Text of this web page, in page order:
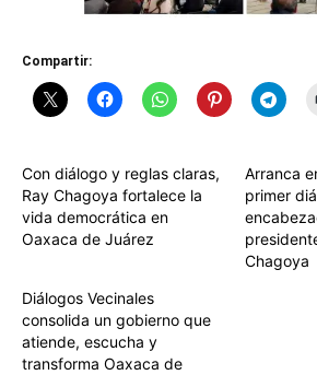
Compartir:
Con diálogo y reglas claras,
Ray Chagoya fortalece la
vida democrática en
Oaxaca de Juárez
Arranca
primer
Chagoya
Diálogos Vecinales
consolida un gobierno que
atiende, escucha y
transforma Oaxaca de